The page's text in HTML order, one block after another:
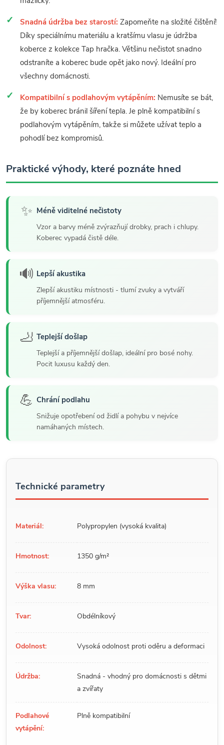
Snadná údržba bez starostí: Zapomeňte na složité čištění!
Díky speciálnímu materiálu a kratšímu vlasu je údržba
koberce z kolekce Tap hračka. Většinu nečistot snadno
odstraníte a koberec bude opět jako nový. Ideální pro
všechny domácnosti.
Kompatibilní s podlahovým vytápěním: Nemusíte se bát,
že by koberec bránil šíření tepla. Je plně kompatibilní s
podlahovým vytápěním, takže si můžete užívat teplo a
pohodlí bez kompromisů.
Praktické výhody, které poznáte hned
✨ Méně viditelné nečistoty
Vzor a barvy méně zvýrazňují drobky, prach i chlupy.
Koberec vypadá čistě déle.
🔊 Lepší akustika
Zlepší akustiku místnosti - tlumí zvuky a vytváří
příjemnější atmosféru.
🦶 Teplejší došlap
Teplejší a příjemnější došlap, ideální pro bosé nohy.
Pocit luxusu každý den.
💪 Chrání podlahu
Snižuje opotřebení od židlí a pohybu v nejvíce
namáhaných místech.
Technické parametry
Materiál: Polypropylen (vysoká kvalita)
Hmotnost: 1350 g/m²
Výška vlasu: 8 mm
Tvar: Obdélníkový
Odolnost: Vysoká odolnost proti oděru a deformaci
Údržba:
Snadná - vhodný pro domácnosti s dětmi
a zvířaty
Podlahové
vytápění:
Plně kompatibilní